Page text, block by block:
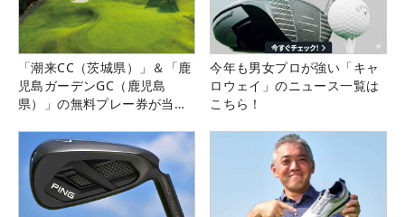
「潮来CC（茨城県）」＆「鹿
児島ガーデンGC（鹿児島
県）」の無料プレー券が当た
今年も男女プロが強い「キャ
ロウェイ」のニュース一覧は
こちら！